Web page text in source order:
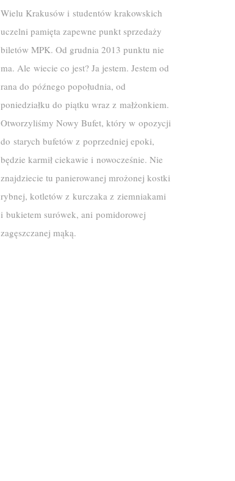
Wielu Krakusów i studentów krakowskich
uczelni pamięta zapewne punkt sprzedaży
biletów MPK. Od grudnia 2013 punktu nie
ma. Ale wiecie co jest? Ja jestem. Jestem od
rana do późnego popołudnia, od
poniedziałku do piątku wraz z małżonkiem.
Otworzyliśmy Nowy Bufet, który w opozycji
do starych bufetów z poprzedniej epoki,
będzie karmił ciekawie i nowocześnie. Nie
znajdziecie tu panierowanej mrożonej kostki
rybnej, kotletów z kurczaka z ziemniakami
i bukietem surówek, ani pomidorowej
zagęszczanej mąką.